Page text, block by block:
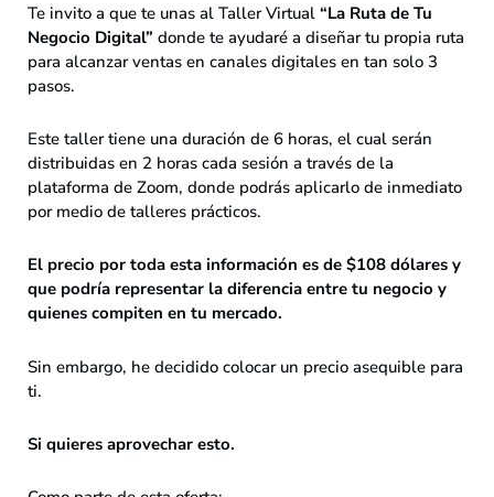
Te invito a que te unas al Taller Virtual “La Ruta de Tu
Negocio Digital” donde te ayudaré a diseñar tu propia ruta
para alcanzar ventas en canales digitales en tan solo 3
pasos.
Este taller tiene una duración de 6 horas, el cual serán
distribuidas en 2 horas cada sesión a través de la
plataforma de Zoom, donde podrás aplicarlo de inmediato
por medio de talleres prácticos.
El precio por toda esta información es de $108 dólares y
que podría representar la diferencia entre tu negocio y
quienes compiten en tu mercado.
Sin embargo, he decidido colocar un precio asequible para
ti.
Si quieres aprovechar esto.